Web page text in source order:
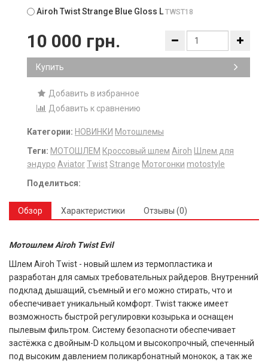
Airoh Twist Strange Blue Gloss L TWST18
10 000 грн.
Купить
Добавить в избранное
Добавить к сравнению
Категории: НОВИНКИ Мотошлемы
Теги: МОТОШЛЕМ Кроссовый шлем Airoh
Шлем для
эндуро AviatorTwistStrange Мотогонки motostyle
Поделиться:
Обзор Характеристики Отзывы (0)
Мотошлем Airoh Twist Evil
Шлем Airoh Twist - новый шлем из термопластика и
разработан для самых требовательных райдеров. Внутренний
подклад дышащий, съемный и его можно стирать, что и
обеспечивает уникальный комфорт. Twist также имеет
возможность быстрой регулировки козырька и оснащен
пылевым фильтром. Систему безопасноти обеспечивает
застёжка с двойным-D кольцом и высокопрочный, спеченный
под высоким давлением поликарбонатный монокок, а так же